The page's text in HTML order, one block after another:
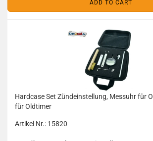
ADD TO CART
Hardcase Set Zündeinstellung, Messuhr für
für Oldtimer
Artikel Nr.: 15820